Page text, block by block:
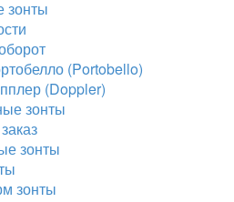
зонты
(Portobello)
(Doppler)
зонты
зонты
зонты